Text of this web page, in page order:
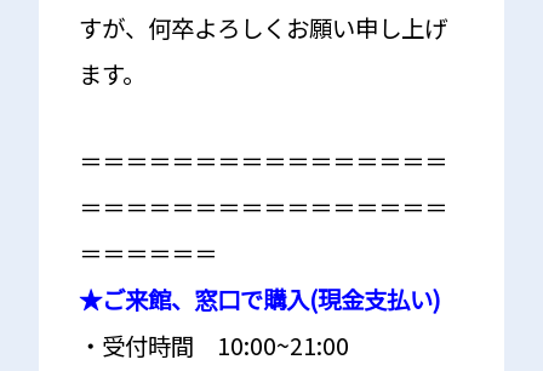
すが、何卒よろしくお願い申し上げ
ます。
＝＝＝＝＝＝＝＝＝＝＝＝＝＝＝＝
＝＝＝＝＝＝＝＝＝＝＝＝＝＝＝＝
＝＝＝＝＝＝
★ご来館、窓口で購入(現金支払い)
・受付時間 10:00~21:00